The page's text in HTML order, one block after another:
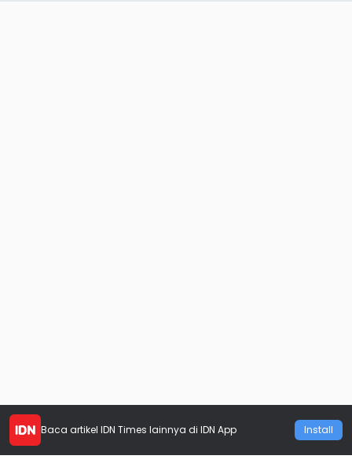
Baca artikel IDN Times lainnya di IDN App Install